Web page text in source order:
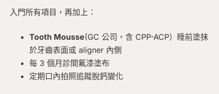
入門所有項目，再加上：
Tooth Mousse(GC 公司，含 CPP-ACP）睡前塗抹
於牙齒表面或 aligner 內側
每 3 個月診間氟漆塗布
定期口內拍照追蹤脫鈣變化